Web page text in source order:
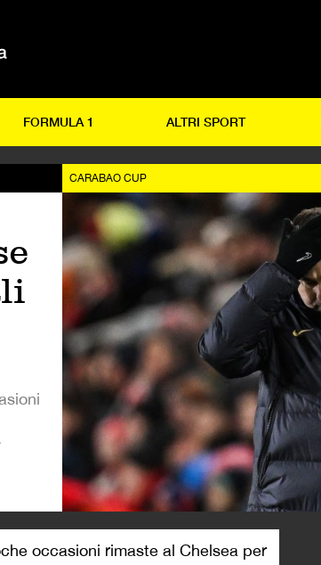
FORMULA 1 ALTRI SPORT
CARABAO CUP
occasioni rimaste al Chelsea per